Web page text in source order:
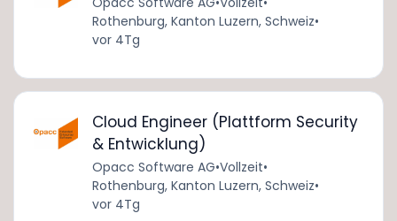
Rothenburg, Kanton Luzern, Schweiz•
vor 4Tg
Cloud Engineer (Plattform Security
& Entwicklung)
Opacc Software AG•Vollzeit•
Rothenburg, Kanton Luzern, Schweiz•
vor 4Tg